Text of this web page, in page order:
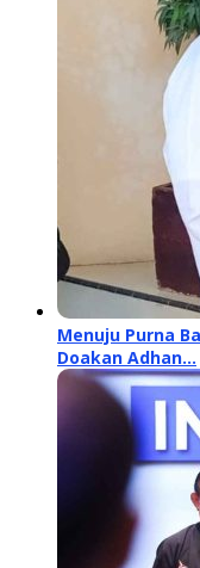
Menuju Purna
Doakan Adhan…